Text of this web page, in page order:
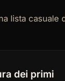
lista casuale
dei primi